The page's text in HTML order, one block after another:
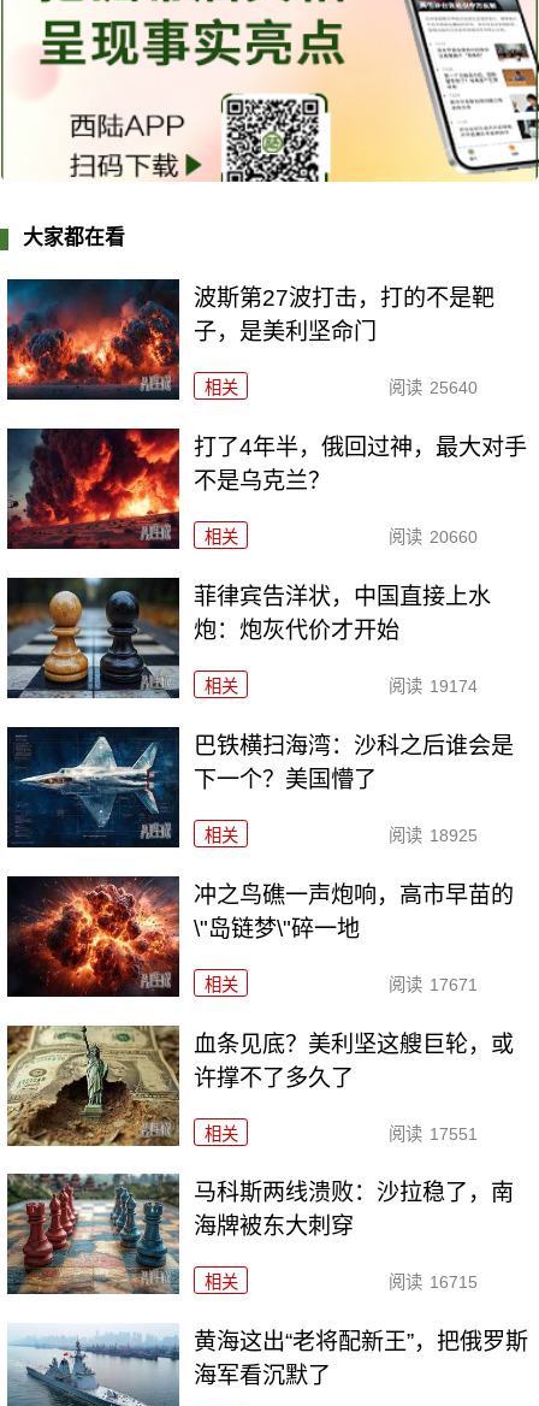
大家都在看
波斯第27波打击，打的不是靶
子，是美利坚命门
相关 阅读 25640
打了4年半，俄回过神，最大对手
不是乌克兰？
相关 阅读 20660
菲律宾告洋状，中国直接上水
炮：炮灰代价才开始
相关 阅读 19174
巴铁横扫海湾：沙科之后谁会是
下一个？美国懵了
相关 阅读 18925
冲之鸟礁一声炮响，高市早苗的
\"岛链梦\"碎一地
相关 阅读 17671
血条见底？美利坚这艘巨轮，或
许撑不了多久了
相关 阅读 17551
马科斯两线溃败：沙拉稳了，南
海牌被东大刺穿
相关 阅读 16715
黄海这出“老将配新王”，把俄罗斯
海军看沉默了